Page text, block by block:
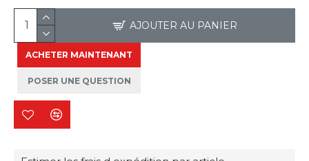
AJOUTER AU PANIER
ACHETER MAINTENANT
POSER UNE QUESTION